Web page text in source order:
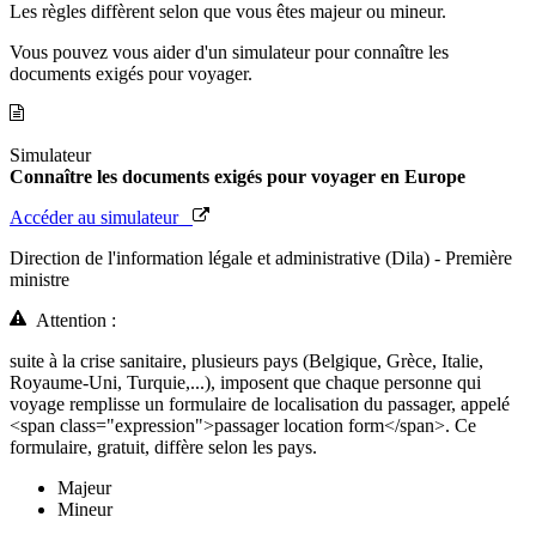
Les règles diffèrent selon que vous êtes majeur ou mineur.
Vous pouvez vous aider d'un simulateur pour connaître les
documents exigés pour voyager.
Simulateur
Connaître les documents exigés pour voyager en Europe
Accéder au simulateur
Direction de l'information légale et administrative (Dila) - Première
ministre
Attention :
suite à la crise sanitaire, plusieurs pays (Belgique, Grèce, Italie,
Royaume-Uni, Turquie,...), imposent que chaque personne qui
voyage remplisse un formulaire de localisation du passager, appelé
<span class="expression">passager location form</span>. Ce
formulaire, gratuit, diffère selon les pays.
Majeur
Mineur